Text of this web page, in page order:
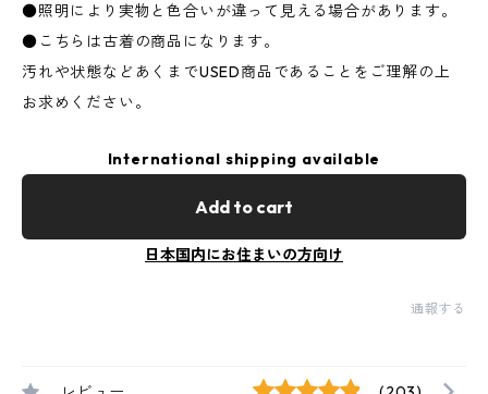
●照明により実物と色合いが違って見える場合があります。
●こちらは古着の商品になります。
汚れや状態などあくまでUSED商品であることをご理解の上
お求めください。
International shipping available
Add to cart
日本国内にお住まいの方向け
通報する